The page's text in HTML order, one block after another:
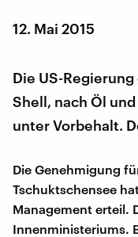
12. Mai 2015
Die US-
Shell, nach Öl
unter Vorbehalt.
Die Genehmigung
Tschuktschensee
Management erteil.
Innenministeriums.